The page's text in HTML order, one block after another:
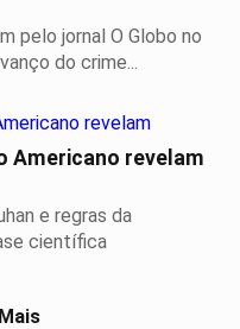
pelo jornal O Globo no
do crime...
Americano revelam
e regras da
científica